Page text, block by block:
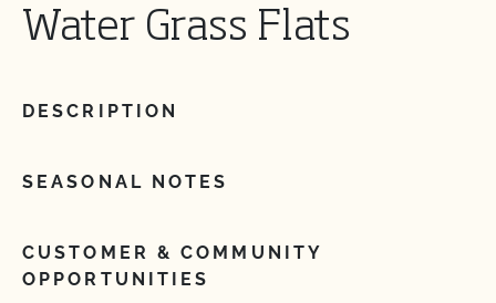
Water Grass Flats
DESCRIPTION
SEASONAL NOTES
CUSTOMER & COMMUNITY
OPPORTUNITIES